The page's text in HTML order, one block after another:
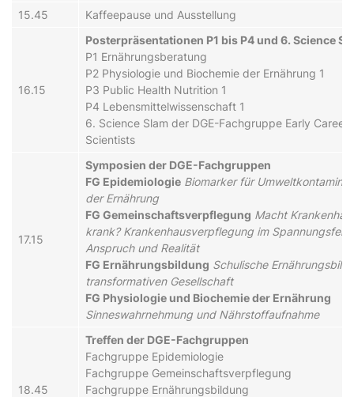
15.45
Kaffeepause und Ausstellung
16.15
Posterpräsentationen P1 bis P4 und 6. Science
P1 Ernährungsberatung
P2 Physiologie und Biochemie der Ernährung 1
P3 Public Health Nutrition 1
P4 Lebensmittelwissenschaft 1
6. Science Slam der DGE-Fachgruppe Early Career
Scientists
17.15
Symposien der DGE-Fachgruppen
FG Epidemiologie Biomarker für
der Ernährung
FG Gemeinschaftsverpflegung Macht
krank? Krankenhausverpflegung im Spannungsfeld
Anspruch und Realität
FG Ernährungsbildung Schulische
transformativen Gesellschaft
FG Physiologie und Biochemie der Ernährung
Sinneswahrnehmung und Nährstoffaufnahme
18.45
Treffen der DGE-Fachgruppen
Fachgruppe Epidemiologie
Fachgruppe Gemeinschaftsverpflegung
Fachgruppe Ernährungsbildung